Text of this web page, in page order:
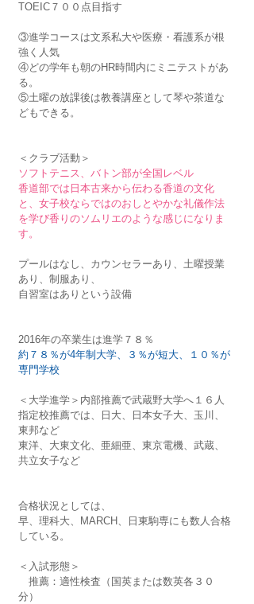
TOEIC７００点目指す
③進学コースは文系私大や医療・看護系が根
強く人気
④どの学年も朝のHR時間内にミニテストがあ
る。
⑤土曜の放課後は教養講座として琴や茶道な
どもできる。
＜クラブ活動＞
ソフトテニス、バトン部が全国レベル
香道部では日本古来から伝わる香道の文化
と、女子校ならではのおしとやかな礼儀作法
を学び香りのソムリエのような感じになりま
す。
プールはなし、カウンセラーあり、土曜授業
あり、制服あり、
自習室はありという設備
2016年の卒業生は進学７８％
約７８％が4年制大学、３％が短大、１０％が
専門学校
＜大学進学＞内部推薦で武蔵野大学へ１６人
指定校推薦では、日大、日本女子大、玉川、
東邦など
東洋、大東文化、亜細亜、東京電機、武蔵、
共立女子など
合格状況としては、
早、理科大、MARCH、日東駒専にも数人合格
している。
＜入試形態＞
推薦：適性検査（国英または数英各３０
分）